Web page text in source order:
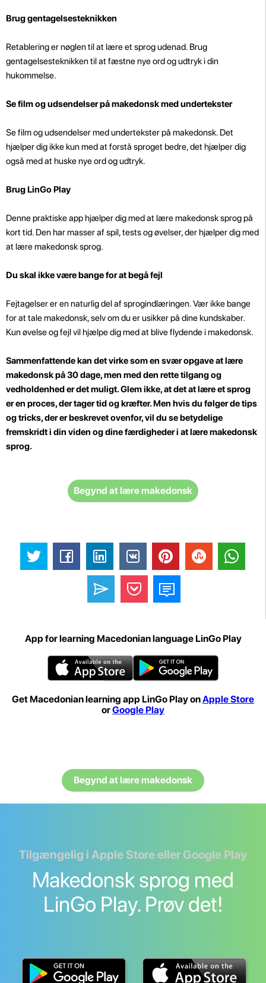
Brug gentagelsesteknikken
Retablering er nøglen til at lære et sprog udenad. Brug
gentagelsesteknikken til at fæstne nye ord og udtryk i din
hukommelse.
Se film og udsendelser på makedonsk med undertekster
Se film og udsendelser med undertekster på makedonsk. Det
hjælper dig ikke kun med at forstå sproget bedre, det hjælper dig
også med at huske nye ord og udtryk.
Brug LinGo Play
Denne praktiske app hjælper dig med at lære makedonsk sprog på
kort tid. Den har masser af spil, tests og øvelser, der hjælper dig med
at lære makedonsk sprog.
Du skal ikke være bange for at begå fejl
Fejtagelser er en naturlig del af sprogindlæringen. Vær ikke bange
for at tale makedonsk, selv om du er usikker på dine kundskaber.
Kun øvelse og fejl vil hjælpe dig med at blive flydende i makedonsk.
Sammenfattende kan det virke som en svær opgave at lære
makedonsk på 30 dage, men med den rette tilgang og
vedholdenhed er det muligt. Glem ikke, at det at lære et sprog
er en proces, der tager tid og kræfter. Men hvis du følger de tips
og tricks, der er beskrevet ovenfor, vil du se betydelige
fremskridt i din viden og dine færdigheder i at lære makedonsk
sprog.
Begynd at lære makedonsk
App for learning Macedonian language LinGo Play
Get Macedonian learning app LinGo Play onApple Store
orGoogle Play
Begynd at lære makedonsk
Tilgængelig i Apple Store eller Google Play
Makedonsk sprog med
LinGo Play. Prøv det!